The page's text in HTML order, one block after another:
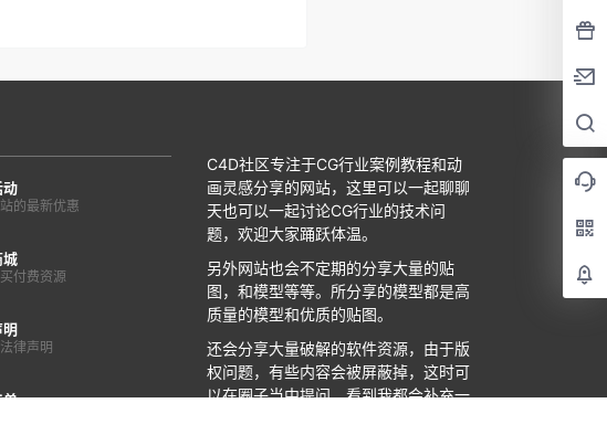
动
的最新优惠
城
付费资源
明
律声明
单
C4D社区专注于CG行业案例教程和动
画灵感分享的网站，这里可以一起聊聊
天也可以一起讨论CG行业的技术问
题，欢迎大家踊跃体温。
另外网站也会不定期的分享大量的贴
图，和模型等等。所分享的模型都是高
质量的模型和优质的贴图。
还会分享大量破解的软件资源，由于版
权问题，有些内容会被屏蔽掉，这时可
以在圈子当中提问，看到我都会补充一